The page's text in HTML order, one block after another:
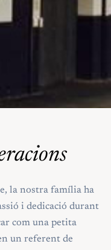
la nostra família ha
i dedicació durant
com una petita
un referent de